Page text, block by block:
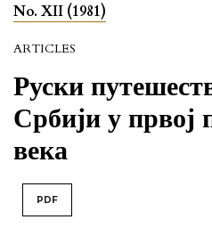
No. XII (1981)
ARTICLES
Руски
Србији у
века
PDF